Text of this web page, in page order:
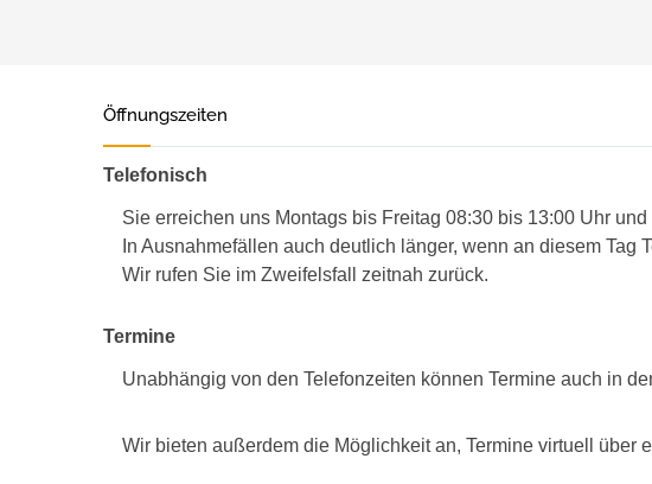
Öffnungszeiten
Telefonisch
Sie erreichen uns Montags bis Freitag 08:30 bis 13:00 Uhr
In Ausnahmefällen auch deutlich länger, wenn an diesem Tag
Wir rufen Sie im Zweifelsfall zeitnah zurück.
Termine
Unabhängig von den Telefonzeiten können Termine auch in
Wir bieten außerdem die Möglichkeit an, Termine virtuell über